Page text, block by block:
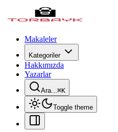
Makaleler
Kategoriler
Hakkımızda
Yazarlar
Ara...⌘K
Toggle theme